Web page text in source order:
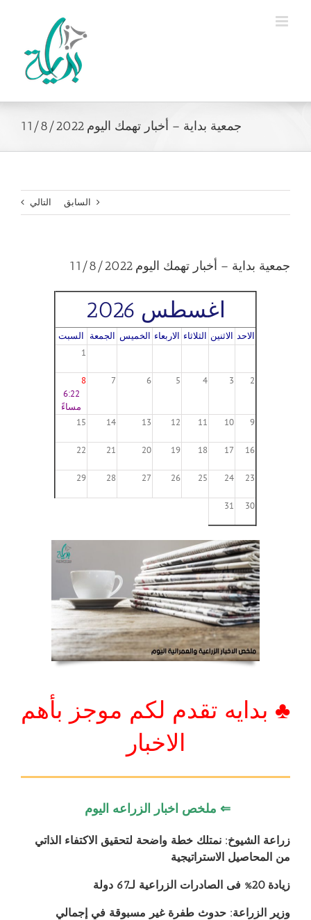
جمعية بداية – أخبار تهمك اليوم 11/8/2022
السابق التالي
جمعية بداية – أخبار تهمك اليوم 11/8/2022
اغسطس 2026
الاحد الاثنين الثلاثاء الاربعاء الخميس الجمعة السبت
1
2
3
4
5
6
7
8
6:22
مساءً
9
10
11
12
13
14
15
16
17
18
19
20
21
22
23
24
25
26
27
28
29
30
31
♣ بدايه تقدم لكم موجز بأهم
الاخبار
⇐ ملخص اخبار الزراعه اليوم
زراعة الشيوخ: نمتلك خطة واضحة لتحقيق الاكتفاء الذاتي
من المحاصيل الاستراتيجية
زيادة 20% فى الصادرات الزراعية لـ67 دولة
وزير الزراعة: حدوث طفرة غير مسبوقة في إجمالي